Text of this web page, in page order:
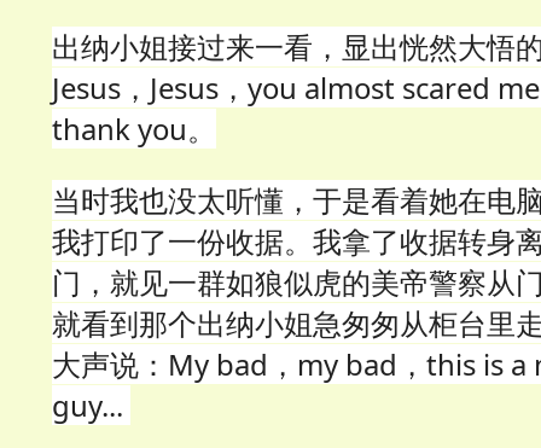
出纳小姐接过来一看，显出恍然大悟
Jesus，Jesus，you almost scared
thank you。
当时我也没太听懂，于是看着她在电
我打印了一份收据。我拿了收据转身
门，就见一群如狼似虎的美帝警察从
就看到那个出纳小姐急匆匆从柜台里
大声说：My bad，my bad，this is a
guy...